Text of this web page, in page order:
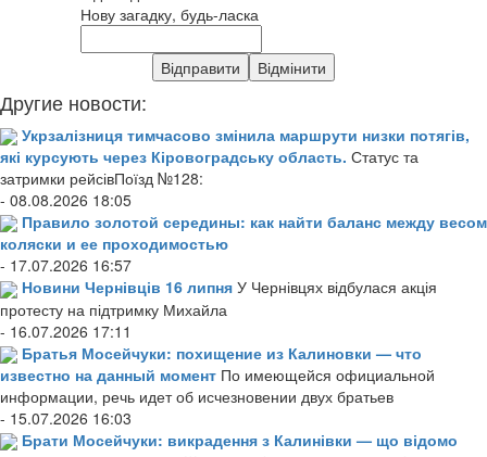
Нову загадку, будь-ласка
Другие новости:
Укрзалізниця тимчасово змінила маршрути низки потягів,
які курсують через Кіровоградську область. Статус та
затримки рейсівПоїзд №128:
- 08.08.2026 18:05
Правило золотой середины: как найти баланс между весом
коляски и ее проходимостью
- 17.07.2026 16:57
Новини Чернівців 16 липня У Чернівцях відбулася акція
протесту на підтримку Михайла
- 16.07.2026 17:11
Братья Мосейчуки: похищение из Калиновки — что
известно на данный момент По имеющейся официальной
информации, речь идет об исчезновении двух братьев
- 15.07.2026 16:03
Брати Мосейчуки: викрадення з Калинівки — що відомо